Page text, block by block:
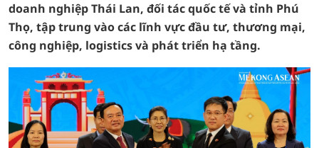
doanh nghiệp Thái Lan, đối tác quốc tế và tỉnh Phú
Thọ, tập trung vào các lĩnh vực đầu tư, thương mại,
công nghiệp, logistics và phát triển hạ tầng.